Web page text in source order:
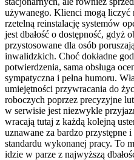
używanego. Klienci mogą liczyć
rzetelną reinstalację systemów
jest dbałość o dostępność, gdyż
przystosowane dla osób
inwalidzkich. Choć dokładne
potwierdzenia, sama obsługa
sympatyczna i pełna humoru.
umiejętności przywracania do
roboczych poprzez precyzyjne
w serwisie jest niezwykle
wracają tutaj z każdą kolejną
uznawane za bardzo przystępne
standardu wykonanej pracy. To
idzie w parze z najwyższą